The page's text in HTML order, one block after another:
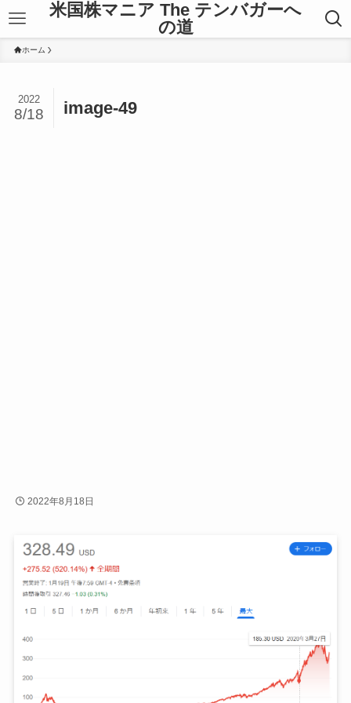
米国株マニア The テンバガーへ
の道
ホーム
image-49
2022
8/18
2022年8月18日